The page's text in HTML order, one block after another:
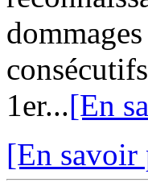
1er...[En
[En savoir